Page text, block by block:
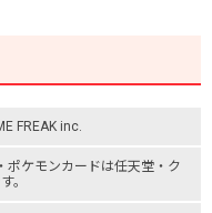
FREAK inc.
ポケモンカードは任天堂・ ク
。